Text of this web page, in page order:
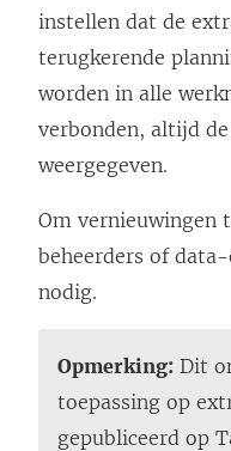
instellen dat de
terugkerende
worden in alle
verbonden, altijd
weergegeven.
Om vernieuwingen
beheerders of
nodig.
Opmerking: Dit
toepassing op
gepubliceerd op